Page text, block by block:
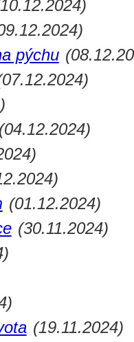
pýchu
(04.12.2024)
(01.12.2024)
(30.11.2024)
(19.11.2024)